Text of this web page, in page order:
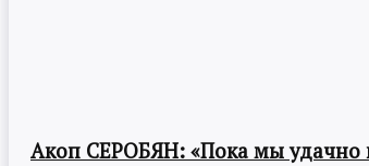
Акоп СЕРОБЯН: «Пока мы удачно